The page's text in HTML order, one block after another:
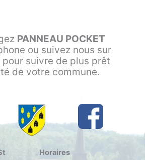
PANNEAU POCKET
ou suivez nous sur
pour suivre de plus prêt
de votre commune.
Horaires